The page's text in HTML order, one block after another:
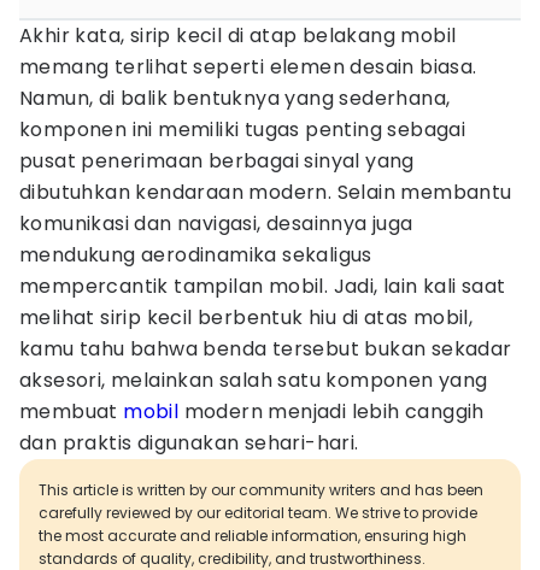
Akhir kata, sirip kecil di atap belakang mobil
memang terlihat seperti elemen desain biasa.
Namun, di balik bentuknya yang sederhana,
komponen ini memiliki tugas penting sebagai
pusat penerimaan berbagai sinyal yang
dibutuhkan kendaraan modern. Selain membantu
komunikasi dan navigasi, desainnya juga
mendukung aerodinamika sekaligus
mempercantik tampilan mobil. Jadi, lain kali saat
melihat sirip kecil berbentuk hiu di atas mobil,
kamu tahu bahwa benda tersebut bukan sekadar
aksesori, melainkan salah satu komponen yang
membuat mobil modern menjadi lebih canggih
dan praktis digunakan sehari-hari.
This article is written by our community writers and has been
carefully reviewed by our editorial team. We strive to provide
the most accurate and reliable information, ensuring high
standards of quality, credibility, and trustworthiness.